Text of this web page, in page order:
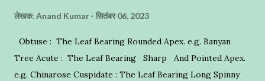
रहता है । शिक्षण विधि की सफलता शिक्षक , विद्यार्थी ,पाठ्यवस्तु पर निर्भर करती है
शिक्षक द्वारा प्रयुक्त शिक्षण विधि । क्योंकि यदि शि...
लेखक: Anand Kumar सितंबर 06, 2023
Obtuse : The Leaf Bearing Rounded Apex. e.g. Banyan
Tree Acute : The Leaf Bearing Sharp And Pointed Apex.
e.g. Chinarose Cuspidate : The Leaf Bearing Long Spinny